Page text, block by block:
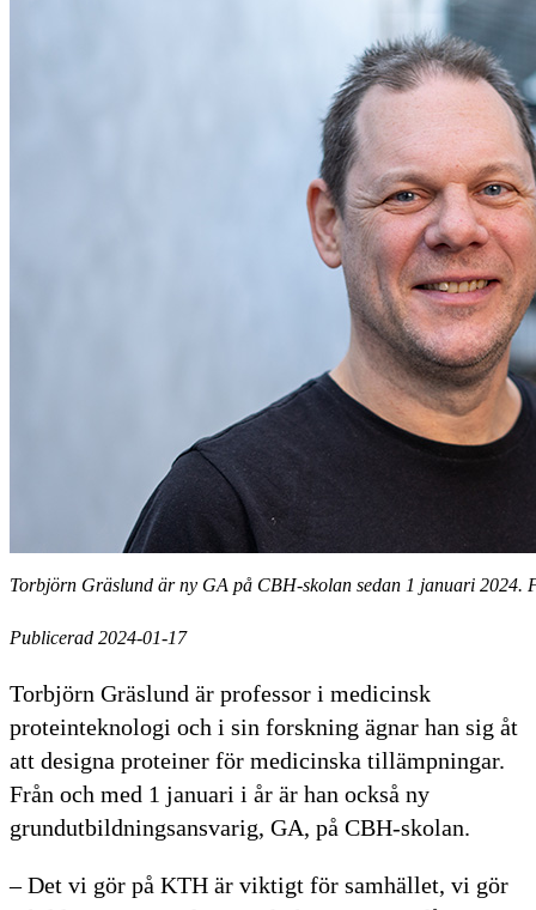
Torbjörn Gräslund är ny GA på CBH-skolan sedan 1 januari 2024.
Publicerad 2024-01-17
Torbjörn Gräslund är professor i medicinsk
proteinteknologi och i sin forskning ägnar han sig åt
att designa proteiner för medicinska tillämpningar.
Från och med 1 januari i år är han också ny
grundutbildningsansvarig, GA, på CBH-skolan.
– Det vi gör på KTH är viktigt för samhället, vi gör